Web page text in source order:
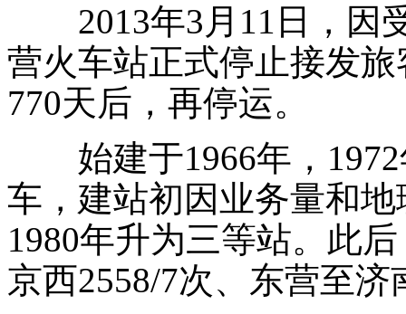
2013年3月11日，因
营火车站正式停止接发
770天后，再停运。
始建于1966年，1972
车，建站初因业务量和
1980年升为三等站。此
京西2558/7次、东营至济